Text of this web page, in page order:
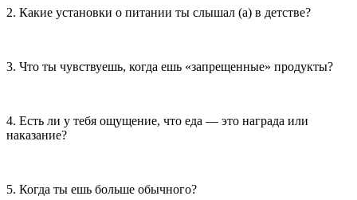
2. Какие установки о питании ты слышал (а) в детстве?
3. Что ты чувствуешь, когда ешь «запрещенные» продукты?
4. Есть ли у тебя ощущение, что еда — это награда или
наказание?
5. Когда ты ешь больше обычного?